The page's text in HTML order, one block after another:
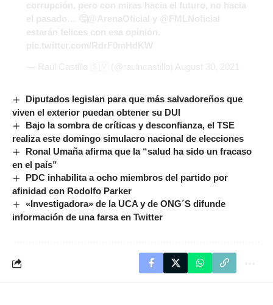
Diputados legislan para que más salvadoreños que
viven el exterior puedan obtener su DUI
Bajo la sombra de críticas y desconfianza, el TSE
realiza este domingo simulacro nacional de elecciones
Ronal Umaña afirma que la “salud ha sido un fracaso
en el país”
PDC inhabilita a ocho miembros del partido por
afinidad con Rodolfo Parker
«Investigadora» de la UCA y de ONG´S difunde
información de una farsa en Twitter